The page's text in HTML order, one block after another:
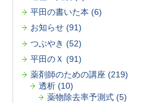
平田の書いた本 (6)
お知らせ (91)
つぶやき (52)
平田のＸ (91)
薬剤師のための講座 (219)
透析 (10)
薬物除去率予測式 (5)